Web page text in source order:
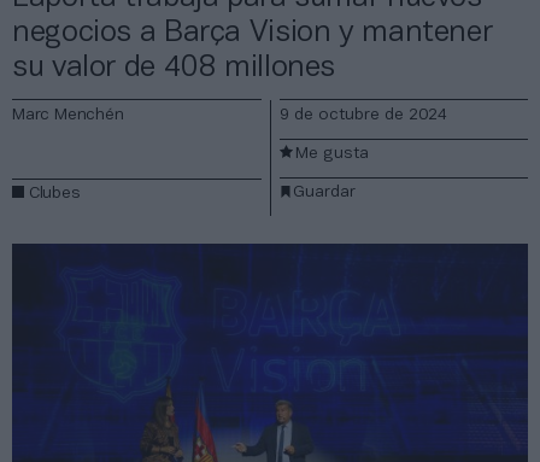
negocios a Barça Vision y mantener
su valor de 408 millones
Marc Menchén
Clubes
9 de octubre de 2024
Guardar
Me gusta